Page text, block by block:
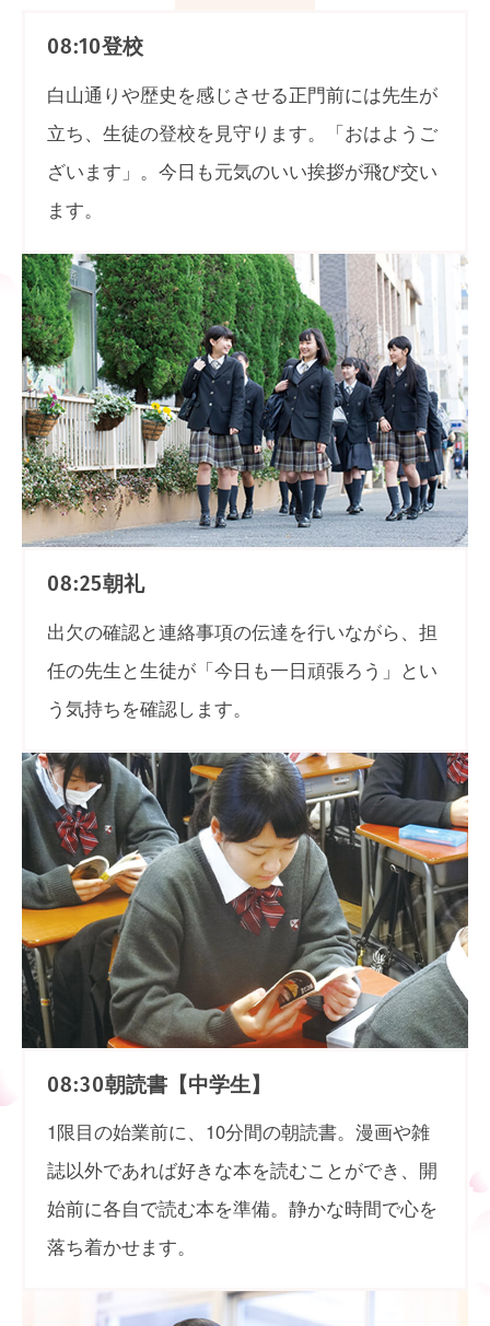
08:10登校
白山通りや歴史を感じさせる正門前には先生が
立ち、生徒の登校を見守ります。「おはようご
ざいます」。今日も元気のいい挨拶が飛び交い
ます。
08:25朝礼
出欠の確認と連絡事項の伝達を行いながら、担
任の先生と生徒が「今日も一日頑張ろう」とい
う気持ちを確認します。
08:30朝読書【中学生】
1限目の始業前に、10分間の朝読書。漫画や雑
誌以外であれば好きな本を読むことができ、開
始前に各自で読む本を準備。静かな時間で心を
落ち着かせます。